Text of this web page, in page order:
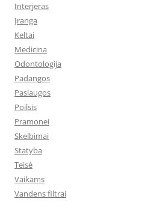
Interjeras
Įranga
Keltai
Medicina
Odontologija
Padangos
Paslaugos
Poilsis
Pramonei
Skelbimai
Statyba
Teisė
Vaikams
Vandens filtrai